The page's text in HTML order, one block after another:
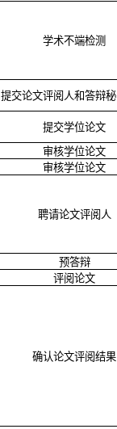
学术不端检测
提交论文评阅人和答辩
提交学位论文
审核学位论文
审核学位论文
聘请论文评阅人
预答辩
评阅论文
确认论文评阅结果